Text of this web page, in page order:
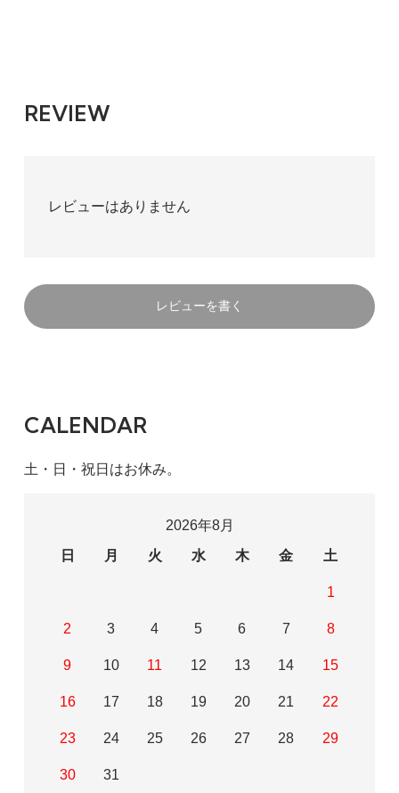
REVIEW
レビューはありません
レビューを書く
CALENDAR
土・日・祝日はお休み。
2026年8月
日
月 火 水 木 金 土
1
2 3 4 5 6 7 8
9 10 11 12 13 14 15
16 17 18 19 20 21 22
23 24 25 26 27 28 29
30 31